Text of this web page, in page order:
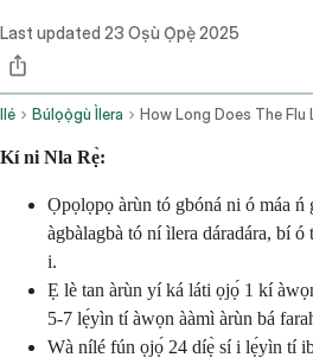
Last updated 23 Oṣù Ọ̀pẹ̀ 2025
Ilé Búlọọ̀gù Ìlera
Kí ni Nla Rẹ̀:
Ọpọlọpọ àrùn tó gbóná ni ó máa
àgbàlagbà tó ní ìlera dáradára, bí
i.
Ẹ lè tan àrùn yí ká láti ọjọ́ 1 kí
5-7 lẹ́yìn tí àwọn ààmì àrùn bá
Wà nílé fún ọjọ́ 24 díẹ̀ sí i lẹ́yìn tí